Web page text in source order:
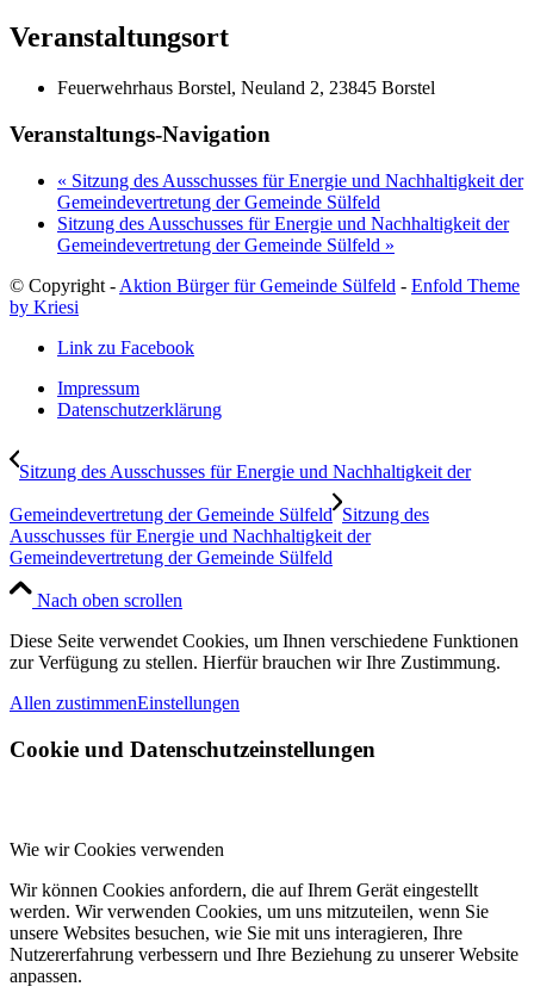
Veranstaltungsort
Feuerwehrhaus Borstel, Neuland 2, 23845 Borstel
Veranstaltungs-Navigation
« Sitzung des Ausschusses für Energie und Nachhaltigkeit der
Gemeindevertretung der Gemeinde Sülfeld
Sitzung des Ausschusses für Energie und Nachhaltigkeit der
Gemeindevertretung der Gemeinde Sülfeld »
© Copyright - Aktion Bürger für Gemeinde Sülfeld - Enfold Theme
by Kriesi
Link zu Facebook
Impressum
Datenschutzerklärung
Sitzung des Ausschusses für Energie und Nachhaltigkeit der
Gemeindevertretung der Gemeinde Sülfeld Sitzung des
Ausschusses für Energie und Nachhaltigkeit der
Gemeindevertretung der Gemeinde Sülfeld
Nach oben scrollen
Diese Seite verwendet Cookies, um Ihnen verschiedene Funktionen
zur Verfügung zu stellen. Hierfür brauchen wir Ihre Zustimmung.
Allen zustimmenEinstellungen
Cookie und Datenschutzeinstellungen
Wie wir Cookies verwenden
Wir können Cookies anfordern, die auf Ihrem Gerät eingestellt
werden. Wir verwenden Cookies, um uns mitzuteilen, wenn Sie
unsere Websites besuchen, wie Sie mit uns interagieren, Ihre
Nutzererfahrung verbessern und Ihre Beziehung zu unserer Website
anpassen.